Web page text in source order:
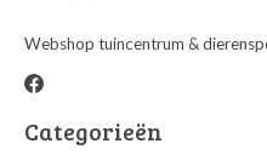
Webshop tuincentrum &
Categorieën